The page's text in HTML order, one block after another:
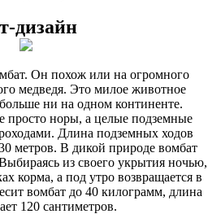
дизайн
Он похож или на огромного
медведя. Это милое животное
ни на одном континенте.
норы, а целые подземные
Длина подземных ходов
метров. В дикой природе вомбат
из своего укрытия ночью,
корма, а под утро возвращается в
вомбат до 40килограмм, длина
120сантиметров.